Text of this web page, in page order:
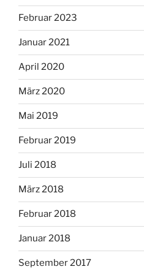
Februar 2023
Januar 2021
April 2020
März 2020
Mai 2019
Februar 2019
Juli 2018
März 2018
Februar 2018
Januar 2018
September 2017